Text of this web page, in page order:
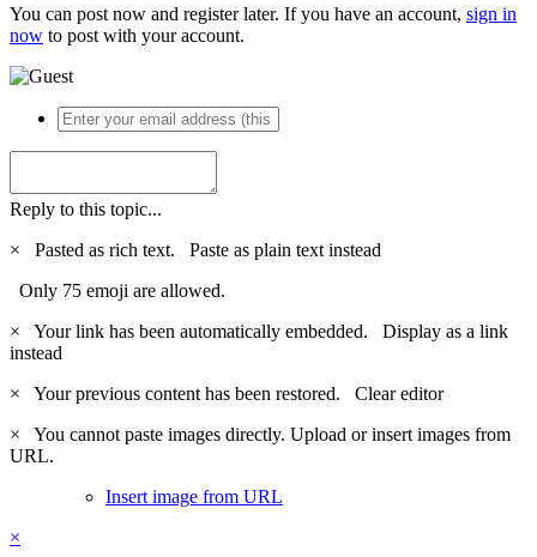
You can post now and register later. If you have an account, sign in
now to post with your account.
Reply to this topic...
×
Pasted as rich text. Paste as plain text instead
Only 75 emoji are allowed.
×
Your link has been automatically embedded. Display as a link
instead
×
Your previous content has been restored. Clear editor
×
You cannot paste images directly. Upload or insert images from
URL.
Insert image from URL
×